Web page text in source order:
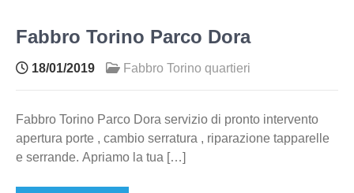
Fabbro Torino Parco Dora
18/01/2019 Fabbro Torino quartieri
Fabbro Torino Parco Dora servizio di pronto intervento
apertura porte , cambio serratura , riparazione tapparelle
e serrande. Apriamo la tua […]